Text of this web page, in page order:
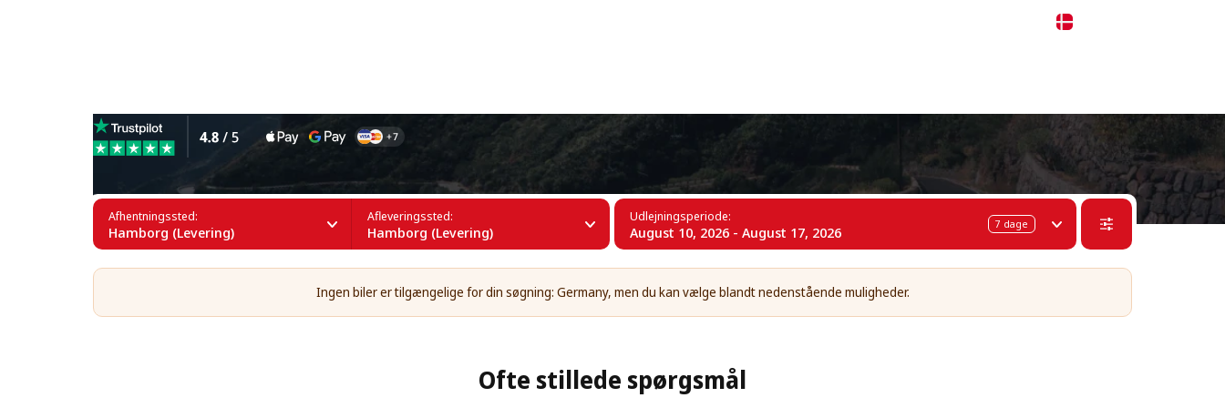
Afhentningssted:
Hamborg (Levering)
Afleveringssted:
Hamborg (Levering)
Udlejningsperiode:
August 10, 2026 - August 17, 2026 7 dage
Ingen biler er tilgængelige for din søgning: Germany, men du kan vælge blandt nedenstående muligheder.
Ofte stillede spørgsmål